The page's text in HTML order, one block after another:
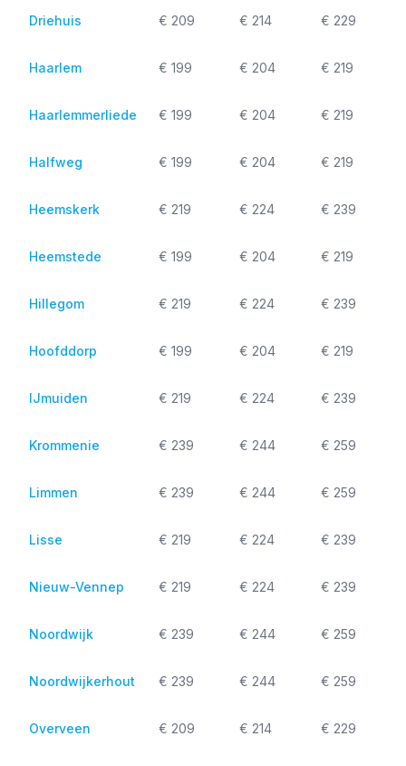
Driehuis € 209 € 214 € 229
Haarlem € 199 € 204 € 219
Haarlemmerliede € 199 € 204 € 219
Halfweg € 199 € 204 € 219
Heemskerk € 219 € 224 € 239
Heemstede € 199 € 204 € 219
Hillegom € 219 € 224 € 239
Hoofddorp € 199 € 204 € 219
IJmuiden € 219 € 224 € 239
Krommenie € 239 € 244 € 259
Limmen € 239 € 244 € 259
Lisse € 219 € 224 € 239
Nieuw-Vennep € 219 € 224 € 239
Noordwijk € 239 € 244 € 259
Noordwijkerhout € 239 € 244 € 259
Overveen € 209 € 214 € 229